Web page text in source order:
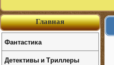
Главная
Фантастика
Детективы и Триллеры